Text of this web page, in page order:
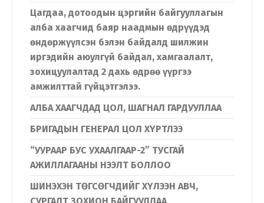
Цагдаа, дотоодын цэргийн байгууллагын
алба хаагчид баяр наадмын өдрүүдэд
өндөржүүлсэн бэлэн байдалд шилжин
иргэдийн аюулгүй байдал, хамгаалалт,
зохицуулалтад 2 дахь өдрөө үүргээ
амжилттай гүйцэтгэлээ.
АЛБА ХААГЧДАД ЦОЛ, ШАГНАЛ ГАРДУУЛЛАА
БРИГАДЫН ГЕНЕРАЛ ЦОЛ ХҮРТЛЭЭ
“УУРААР БУС УХААЛГААР-2” ТУСГАЙ
АЖИЛЛАГААНЫ НЭЭЛТ БОЛЛОО
ШИНЭХЭН ТӨГСӨГЧДИЙГ ХҮЛЭЭН АВЧ,
СУРГАЛТ ЗОХИОН БАЙГУУЛЛАА
Монгол English